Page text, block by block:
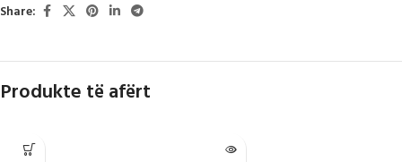
Share:
Produkte të afërt